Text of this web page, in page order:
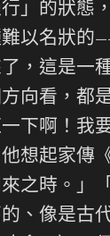
」的狀態
以名狀的
，這是一
向看，都
下啊！我
想起家傳
之時。」
、像是古